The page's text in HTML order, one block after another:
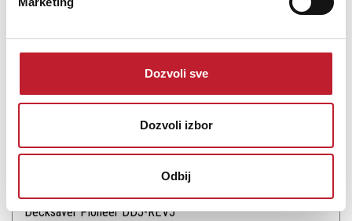
Dozvoli sve
Dozvoli izbor
Odbij
Decksaver Pioneer DDJ-REV5